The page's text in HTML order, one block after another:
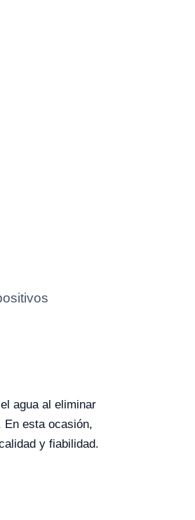
agua al eliminar
En esta ocasión,
y fiabilidad.